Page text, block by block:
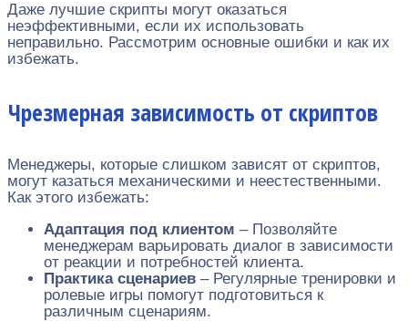
Даже лучшие скрипты могут оказаться
неэффективными, если их использовать
неправильно. Рассмотрим основные ошибки и как их
избежать.
Чрезмерная зависимость от скриптов
Менеджеры, которые слишком зависят от скриптов,
могут казаться механическими и неестественными.
Как этого избежать:
Адаптация под клиентом – Позволяйте
менеджерам варьировать диалог в зависимости
от реакции и потребностей клиента.
Практика сценариев – Регулярные тренировки и
ролевые игры помогут подготовиться к
различным сценариям.